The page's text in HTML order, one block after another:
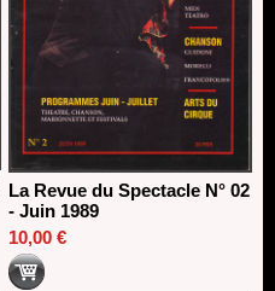
La Revue du Spectacle N° 02
- Juin 1989
10,00 €